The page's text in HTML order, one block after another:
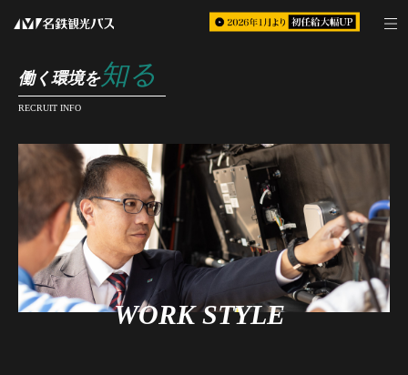
働く環境を知る
RECRUIT INFO
WORK STYLE